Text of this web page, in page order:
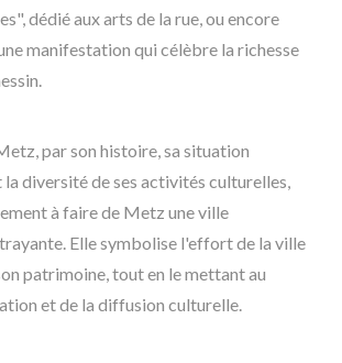
dédié aux arts de la rue, ou encore
manifestation qui célèbre la richesse
par son histoire, sa situation
diversité de ses activités culturelles,
à faire de Metz une ville
Elle symbolise l'effort de la ville
patrimoine, tout en le mettant au
et de la diffusion culturelle.